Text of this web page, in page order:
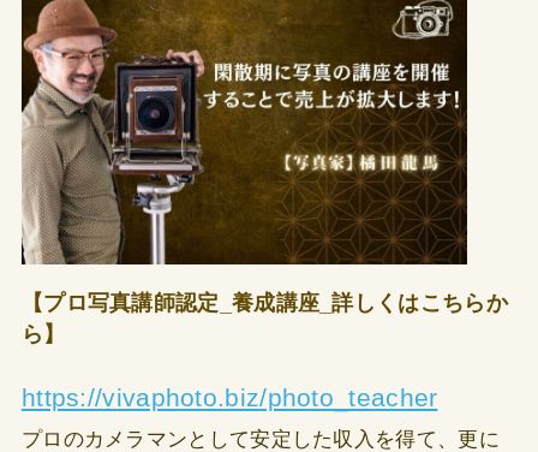
【プロ写真講師認定_養成講座_詳しくはこちらか
ら】
https://vivaphoto.biz/photo_teacher
プロのカメラマンとして安定した収入を得て、更に